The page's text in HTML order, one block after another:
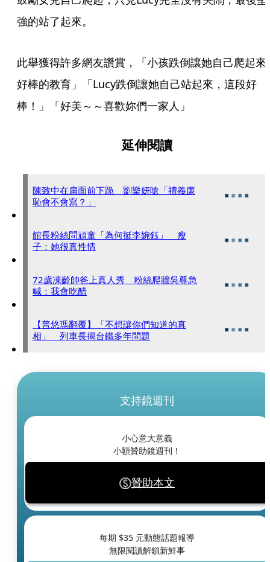
強的站了起來。
此舉獲得許多網友讚賞，「小孩跌倒讓她自己爬起來
好棒的教育」「Lucy跌倒讓她自己站起來，這段好
棒！」「好美～～喜歡妳們一家人」
延伸閱讀
陳致中在扁面前下跪 劉樂妍嗆「禮義廉
恥會不會寫？」
館長粉絲問頑童「為何挺李婉鈺」 瘦
子：她很真性情
72歲凍齡帥爸上真人秀 粉絲爬牆吳尊急
喊：我會吃醋
【普悠瑪翻覆】「不想讓你們知道的真
相」 列車長揭台鐵多年問題
支持鏡週刊
小心意大意義
小額贊助鏡週刊！
贊助本文
每期 $35 元動態話題報導
無限閱讀解鎖新鮮事